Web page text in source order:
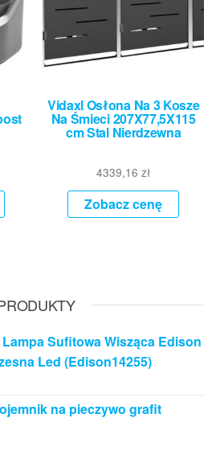
Vidaxl Osłona Na 3 Kosze
Na Śmieci 207X77,5X115
cm Stal Nierdzewna
4339,16zł
Zobacz cenę
Sufitowa Wisząca Edison
Led (Edison14255)
na pieczywo grafit